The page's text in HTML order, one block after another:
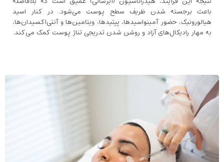
باعث برجسته شدن ظریف سطح پوست می‌شود. در کنار اسید
هیالورونیک، حضور آمینواسیدها، پپتیدها، ویتامین‌ها و آنتی‌اکسیدان‌ها،
به مهار رادیکال‌های آزاد و روشن شدن تدریجی تناژ پوست کمک می‌کند.